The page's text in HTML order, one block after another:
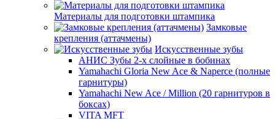
Материалы для подготовки штампика
Замковые
крепления (аттачмены)
Искусственные зубы
АНИС Зубы 2-х слойные в бобинах
Yamahachi Gloria New Ace & Naperce (полные
гарнитуры)
Yamahachi New Ace / Million (20 гарнитуров в
боксах)
VITA MFT